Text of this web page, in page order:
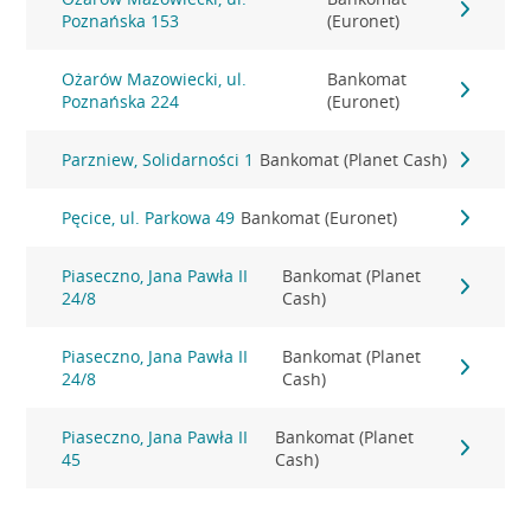
Poznańska 153
(Euronet)
Ożarów Mazowiecki, ul.
Poznańska 224
Bankomat
(Euronet)
Parzniew, Solidarności 1 Bankomat (Planet Cash)
Pęcice, ul. Parkowa 49 Bankomat (Euronet)
Piaseczno, Jana Pawła II
24/8
Bankomat (Planet
Cash)
Piaseczno, Jana Pawła II
24/8
Bankomat (Planet
Cash)
Piaseczno, Jana Pawła II
45
Bankomat (Planet
Cash)